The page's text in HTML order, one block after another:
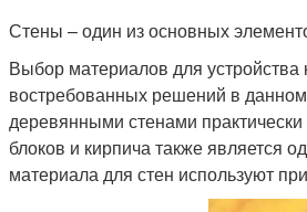
Стены – один из основных
Выбор материалов для
востребованных решений в данном
деревянными стенами
блоков и кирпича также является
материала для стен используют